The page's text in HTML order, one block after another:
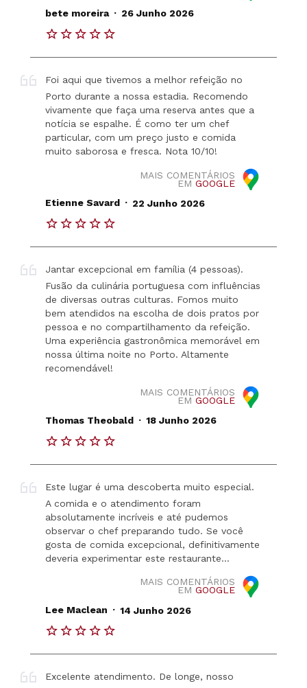
bete moreira . 26 Junho 2026
Foi aqui que tivemos a melhor refeição no
Porto durante a nossa estadia. Recomendo
vivamente que faça uma reserva antes que a
notícia se espalhe. É como ter um chef
particular, com um preço justo e comida
muito saborosa e fresca. Nota 10/10!
MAIS COMENTÁRIOS
EM GOOGLE
Etienne Savard
. 22 Junho 2026
Jantar excepcional em família (4 pessoas).
Fusão da culinária portuguesa com influências
de diversas outras culturas. Fomos muito
bem atendidos na escolha de dois pratos por
pessoa e no compartilhamento da refeição.
Uma experiência gastronômica memorável em
nossa última noite no Porto. Altamente
recomendável!
MAIS COMENTÁRIOS
EM GOOGLE
Thomas Theobald . 18 Junho 2026
Este lugar é uma descoberta muito especial.
A comida e o atendimento foram
absolutamente incríveis e até pudemos
observar o chef preparando tudo. Se você
gosta de comida excepcional, definitivamente
deveria experimentar este restaurante…
MAIS COMENTÁRIOS
EM GOOGLE
Lee Maclean . 14 Junho 2026
Excelente atendimento. De longe, nosso